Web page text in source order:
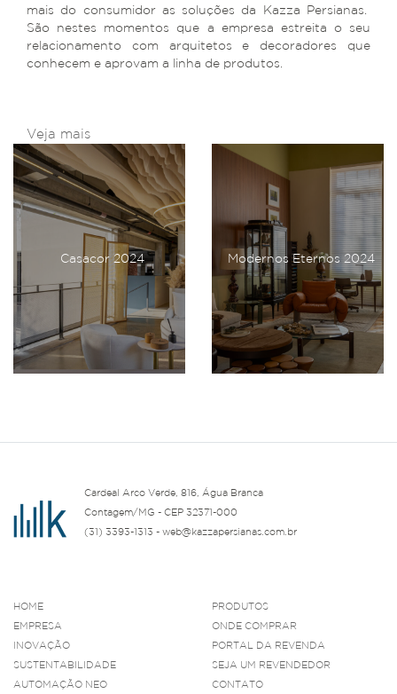
mais do consumidor as soluções da Kazza Persianas.
São nestes momentos que a empresa estreita o seu
relacionamento com arquitetos e decoradores que
conhecem e aprovam a linha de produtos.
Veja mais
Casacor 2024 Modernos Eternos 2024
Cardeal Arco Verde, 816, Água Branca
Contagem/MG - CEP 32371-000
(31) 3393-1313 - web@kazzapersianas.com.br
HOME
EMPRESA
INOVAÇÃO
SUSTENTABILIDADE
AUTOMAÇÃO NEO
PRODUTOS
ONDE COMPRAR
PORTAL DA REVENDA
SEJA UM REVENDEDOR
CONTATO